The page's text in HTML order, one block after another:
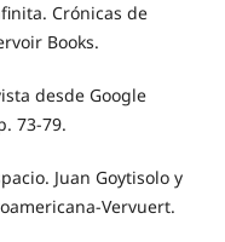
Crónicas de
Books.
desde Google
73-79.
Juan Goytisolo y
Vervuert.